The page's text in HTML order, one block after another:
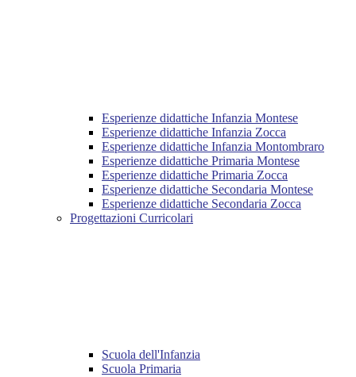
Esperienze didattiche Infanzia Montese
Esperienze didattiche Infanzia Zocca
Esperienze didattiche Infanzia Montombraro
Esperienze didattiche Primaria Montese
Esperienze didattiche Primaria Zocca
Esperienze didattiche Secondaria Montese
Esperienze didattiche Secondaria Zocca
Progettazioni Curricolari
Scuola dell'Infanzia
Scuola Primaria